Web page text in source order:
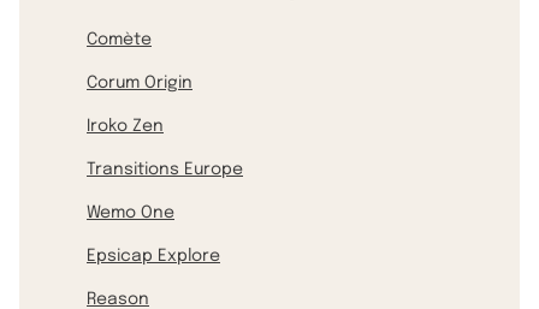
Comète
Corum Origin
Iroko Zen
Transitions Europe
Wemo One
Epsicap Explore
Reason